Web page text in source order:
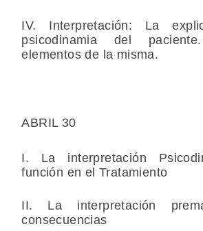
IV. Interpretación: La
psicodinamia del
elementos de la misma.
ABRIL 30
I. La interpretación
función en el Tratamiento
II. La interpretación
consecuencias